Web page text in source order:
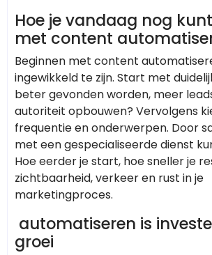
Hoe je vandaag nog
met content
Beginnen met content
ingewikkeld te zijn. Start met
beter gevonden worden, meer
autoriteit opbouwen? Vervolgens
frequentie en onderwerpen. Door
met een gespecialiseerde dienst
Hoe eerder je start, hoe sneller je
zichtbaarheid, verkeer en rust in je
marketingproces.
automatiseren is
groei